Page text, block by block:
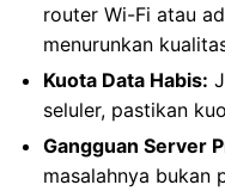
router Wi-Fi atau
menurunkan
Kuota Data Habis:
seluler, pastikan
Gangguan Server
masalahnya bukan